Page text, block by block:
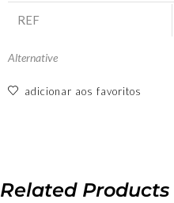
REF
Alternative
adicionar aos favoritos
Related Products